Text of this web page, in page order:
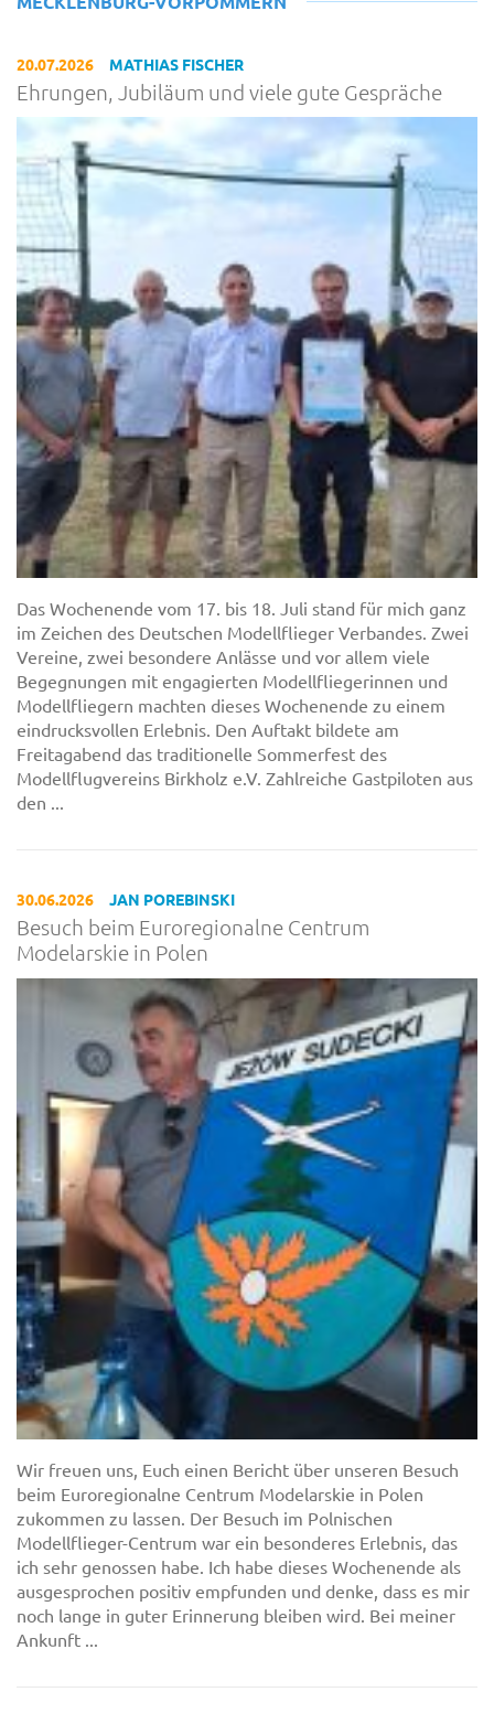
20.07.2026 MATHIAS FISCHER
Ehrungen, Jubiläum und viele gute Gespräche
Das Wochenende vom 17. bis 18. Juli stand für mich ganz
im Zeichen des Deutschen Modellflieger Verbandes. Zwei
Vereine, zwei besondere Anlässe und vor allem viele
Begegnungen mit engagierten Modellfliegerinnen und
Modellfliegern machten dieses Wochenende zu einem
eindrucksvollen Erlebnis. Den Auftakt bildete am
Freitagabend das traditionelle Sommerfest des
Modellflugvereins Birkholz e.V. Zahlreiche Gastpiloten aus
den ...
30.06.2026 JAN POREBINSKI
Besuch beim Euroregionalne Centrum
Modelarskie in Polen
Wir freuen uns, Euch einen Bericht über unseren Besuch
beim Euroregionalne Centrum Modelarskie in Polen
zukommen zu lassen. Der Besuch im Polnischen
Modellflieger-Centrum war ein besonderes Erlebnis, das
ich sehr genossen habe. Ich habe dieses Wochenende als
ausgesprochen positiv empfunden und denke, dass es mir
noch lange in guter Erinnerung bleiben wird. Bei meiner
Ankunft ...